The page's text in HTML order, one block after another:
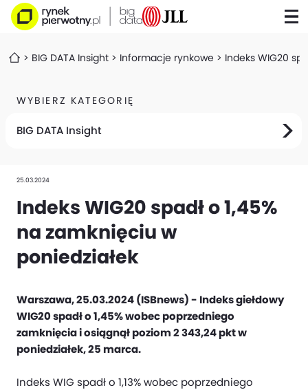
BIG DATA Insight Informacje rynkowe Indeks WIG20
WYBIERZ KATEGORIĘ
BIG DATA Insight
25.03.2024
Indeks WIG20 spadł o 1,45%
na zamknięciu w
poniedziałek
Warszawa, 25.03.2024 (ISBnews) - Indeks giełdowy
WIG20 spadł o 1,45% wobec poprzedniego
zamknięcia i osiągnął poziom 2 343,24 pkt w
poniedziałek, 25 marca.
Indeks WIG spadł o 1,13% wobec poprzedniego